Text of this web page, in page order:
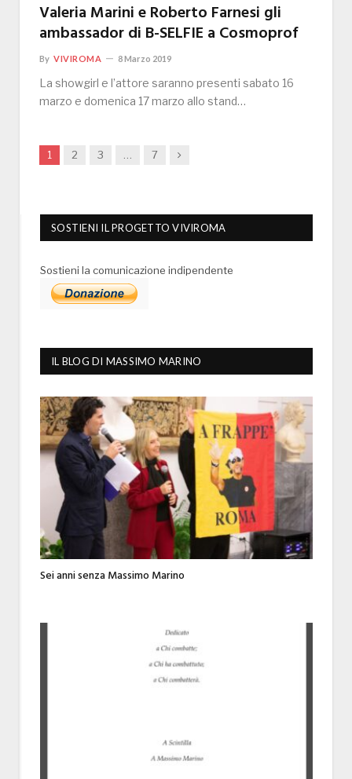
Valeria Marini e Roberto Farnesi gli
ambassador di B-SELFIE a Cosmoprof
By VIVIROMA 8 Marzo 2019
La showgirl e l’attore saranno presenti sabato 16
marzo e domenica 17 marzo allo stand…
1 2 3 … 7 Next
SOSTIENI IL PROGETTO VIVIROMA
Sostieni la comunicazione indipendente
IL BLOG DI MASSIMO MARINO
Sei anni senza Massimo Marino